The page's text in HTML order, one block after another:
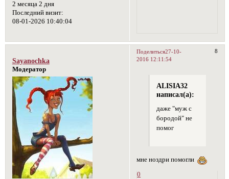
2 месяца 2 дня
Последний визит:
08-01-2026 10:40:04
Поделиться 8
27-10-
2016 12:11:54
Sayanochka
Модератор
ALISIA32
написал(а):
даже "муж с
бородой" не
помог
мне ноздри помогли
0